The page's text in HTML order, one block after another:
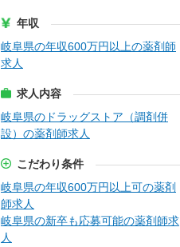
年収
岐阜県の年収600万円以上の薬剤師
求人
求人内容
岐阜県のドラッグストア（調剤併
設）の薬剤師求人
こだわり条件
岐阜県の年収600万円以上可の薬剤
師求人
岐阜県の新卒も応募可能の薬剤師求
人